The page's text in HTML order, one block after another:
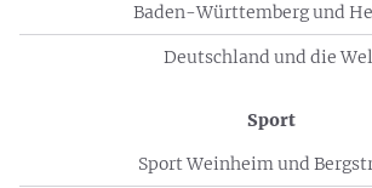
Baden-Württemberg und
Deutschland und die
Sport
Sport Weinheim und